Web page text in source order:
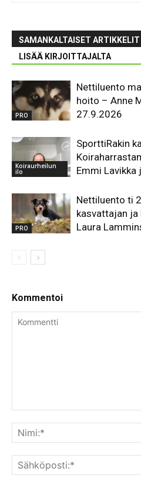
SAMANKALTAISET ARTIKKELIT
LISÄÄ KIRJOITTAJALTA
PRO
Nettiluento
hoito – Anne
27.9.2026
Koiraurheilun
ilo
SporttiRakin
Emmi Lavikka
PRO
Nettiluento ti
kasvattajan ja
Laura
Kommentoi